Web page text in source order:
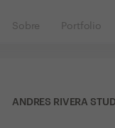
Sobre Portfolio
ANDRES RIVERA